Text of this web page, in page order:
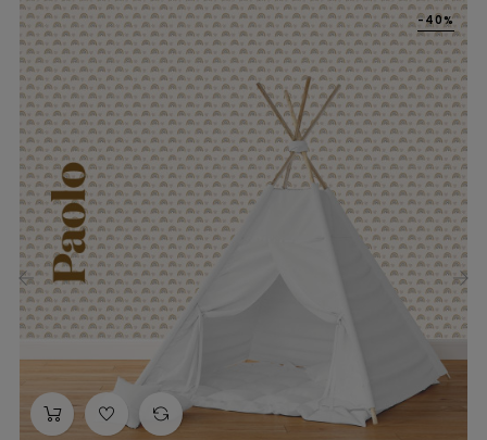
-40%
‹ ›